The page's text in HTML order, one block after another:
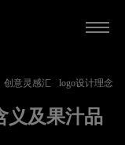
创意灵感汇
logo设计理念
义及果汁品